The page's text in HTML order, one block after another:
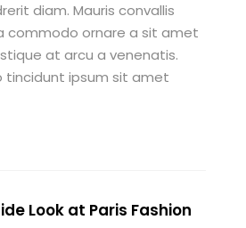
diam. Mauris convallis
commodo ornare a sit amet
at arcu a venenatis.
tincidunt ipsum sit amet
Look at Paris Fashion